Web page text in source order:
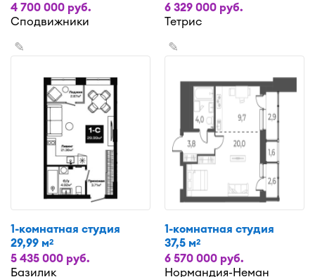
4 700 000 руб.
Сподвижники
6 329 000 руб.
Тетрис
✎
1-комнатная студия
29,99 м2
5 435 000 руб.
Базилик
✎
1-комнатная студия
37,5 м2
6 570 000 руб.
Нормандия-Неман